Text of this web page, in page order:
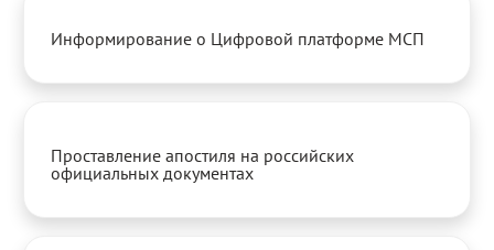
Информирование о Цифровой платформе МСП
Проставление апостиля на российских
официальных документах